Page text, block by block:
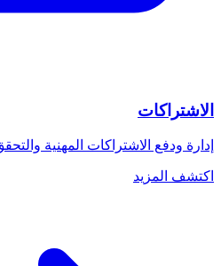
الاشتراكات
إدارة ودفع الاشتراكات المهنية
اكتشف المزيد